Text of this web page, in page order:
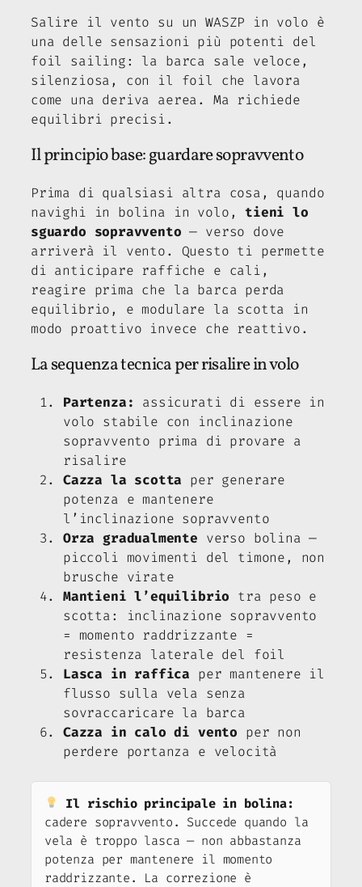
Salire il vento su un WASZP in volo è
una delle sensazioni più potenti del
foil sailing: la barca sale veloce,
silenziosa, con il foil che lavora
come una deriva aerea. Ma richiede
equilibri precisi.
Il principio base: guardare sopravvento
Prima di qualsiasi altra cosa, quando
navighi in bolina in volo, tieni lo
sguardo sopravvento — verso dove
arriverà il vento. Questo ti permette
di anticipare raffiche e cali,
reagire prima che la barca perda
equilibrio, e modulare la scotta in
modo proattivo invece che reattivo.
La sequenza tecnica per risalire in volo
Partenza:
assicurati di essere in
volo stabile con inclinazione
sopravvento prima di provare a
risalire
Cazza la scotta per generare
potenza e mantenere
l’inclinazione sopravvento
Orza gradualmente verso bolina —
piccoli movimenti del timone, non
brusche virate
Mantieni l’equilibrio tra peso e
scotta: inclinazione sopravvento
= momento raddrizzante =
resistenza laterale del foil
Lasca in raffica per mantenere il
flusso sulla vela senza
sovraccaricare la barca
Cazza in calo di vento per non
perdere portanza e velocità
Il rischio principale in bolina:
cadere sopravvento. Succede quando la
vela è troppo lasca — non abbastanza
potenza per mantenere il momento
raddrizzante. La correzione è